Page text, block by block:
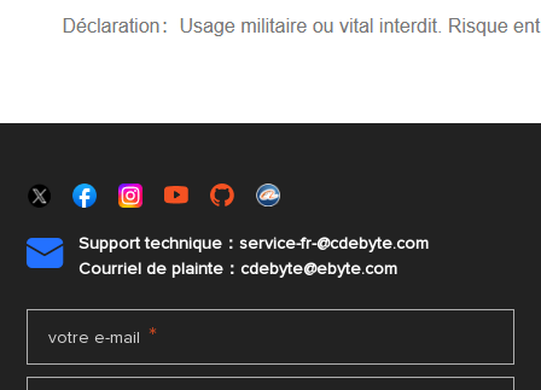

Support technique：service-fr-@cdebyte.com
Courriel de plainte：cdebyte@ebyte.com
votre e-mail *